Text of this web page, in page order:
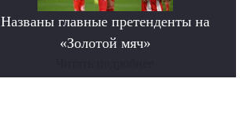
Названы главные претенденты на
«Золотой мяч»